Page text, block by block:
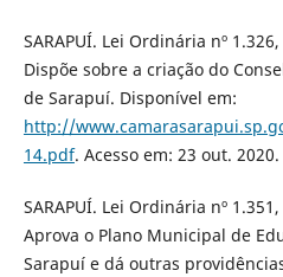
SARAPUÍ. Lei Ordinária nº
Dispõe sobre a criação do
de Sarapuí. Disponível em:
http://
14.pdf. Acesso em: 23 out. 2020.
SARAPUÍ. Lei Ordinária nº
Aprova o Plano Municipal de
Sarapuí e dá outras